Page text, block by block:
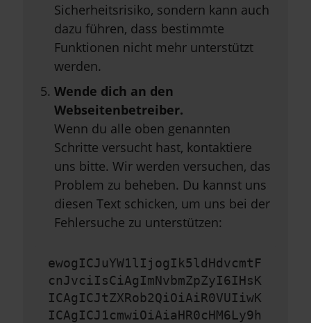
Sicherheitsrisiko, sondern kann auch
dazu führen, dass bestimmte
Funktionen nicht mehr unterstützt
werden.
Wende dich an den
Webseitenbetreiber.
Wenn du alle oben genannten
Schritte versucht hast, kontaktiere
uns bitte. Wir werden versuchen, das
Problem zu beheben. Du kannst uns
diesen Text schicken, um uns bei der
Fehlersuche zu unterstützen:
ewogICJuYW1lIjogIk5ldHdvcmtF
cnJvciIsCiAgImNvbmZpZyI6IHsK
ICAgICJtZXRob2QiOiAiR0VUIiwK
ICAgICJ1cmwiOiAiaHR0cHM6Ly9h